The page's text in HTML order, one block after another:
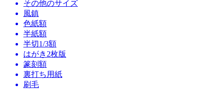
その他のサイズ
風鎮
色紙額
半紙額
半切1/3額
はがき2枚版
篆刻額
裏打ち用紙
刷毛